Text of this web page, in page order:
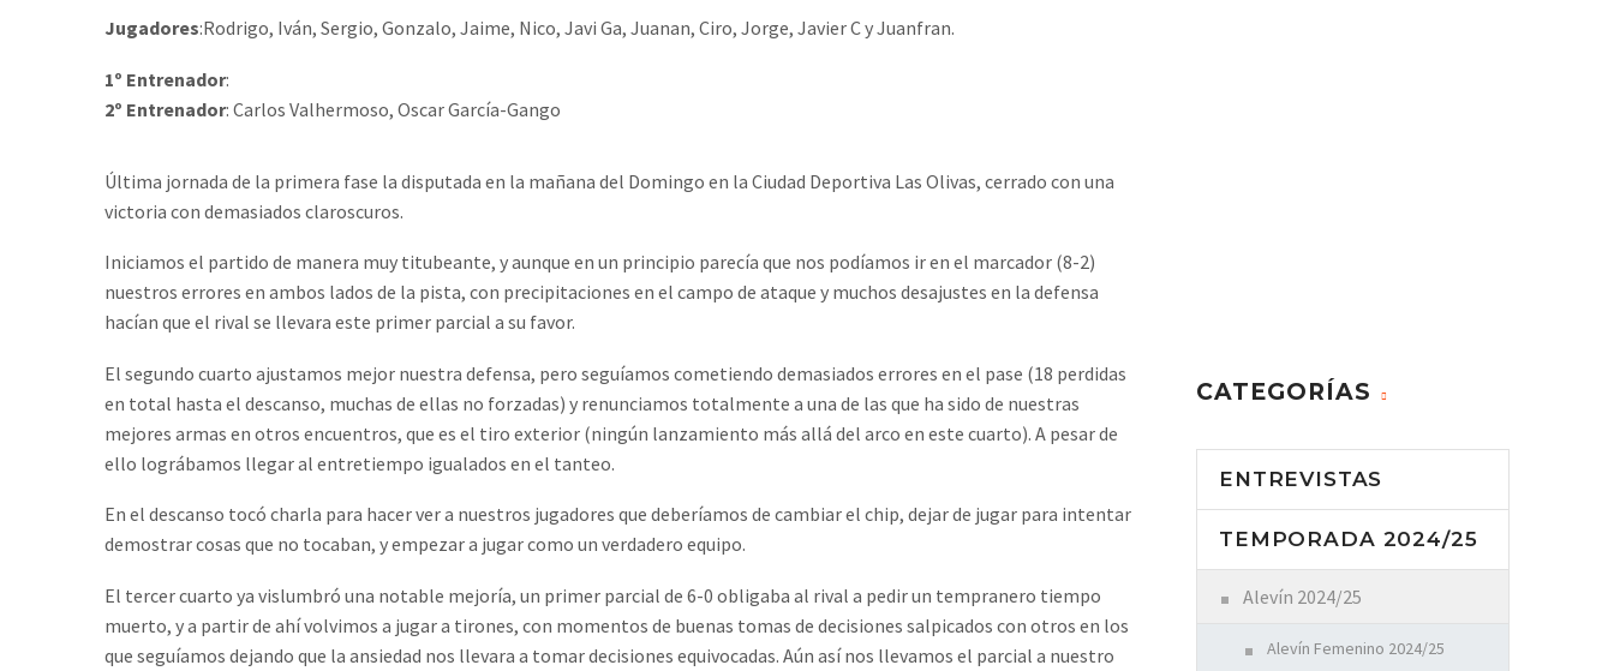
Jugadores:Rodrigo, Iván, Sergio, Gonzalo, Jaime, Nico, Javi Ga, Juanan, Ciro, Jorge, Javier C y Juanfran.
1º Entrenador:
2º Entrenador: Carlos Valhermoso, Oscar García-Gango
Última jornada de la primera fase la disputada en la mañana del Domingo en la Ciudad Deportiva Las Olivas, cerrado con una
victoria con demasiados claroscuros.
Iniciamos el partido de manera muy titubeante, y aunque en un principio parecía que nos podíamos ir en el marcador (8-2)
nuestros errores en ambos lados de la pista, con precipitaciones en el campo de ataque y muchos desajustes en la defensa
hacían que el rival se llevara este primer parcial a su favor.
El segundo cuarto ajustamos mejor nuestra defensa, pero seguíamos cometiendo demasiados errores en el pase (18 perdidas
en total hasta el descanso, muchas de ellas no forzadas) y renunciamos totalmente a una de las que ha sido de nuestras
mejores armas en otros encuentros, que es el tiro exterior (ningún lanzamiento más allá del arco en este cuarto). A pesar de
ello lográbamos llegar al entretiempo igualados en el tanteo.
En el descanso tocó charla para hacer ver a nuestros jugadores que deberíamos de cambiar el chip, dejar de jugar para intentar
demostrar cosas que no tocaban, y empezar a jugar como un verdadero equipo.
El tercer cuarto ya vislumbró una notable mejoría, un primer parcial de 6-0 obligaba al rival a pedir un tempranero tiempo
muerto, y a partir de ahí volvimos a jugar a tirones, con momentos de buenas tomas de decisiones salpicados con otros en los
que seguíamos dejando que la ansiedad nos llevara a tomar decisiones equivocadas. Aún así nos llevamos el parcial a nuestro
CATEGORÍAS
ENTREVISTAS
TEMPORADA 2024/25
Alevín 2024/25
Alevín Femenino 2024/25